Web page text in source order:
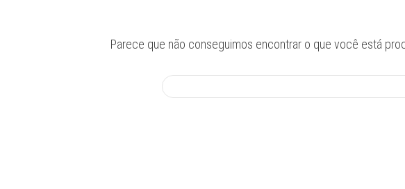
Parece que não conseguimos encontrar o que você está